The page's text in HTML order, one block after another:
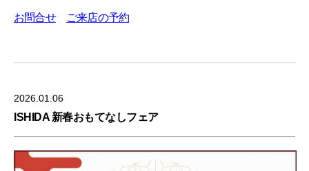
お問合せ ご来店の予約
2026.01.06
ISHIDA 新春おもてなしフェア